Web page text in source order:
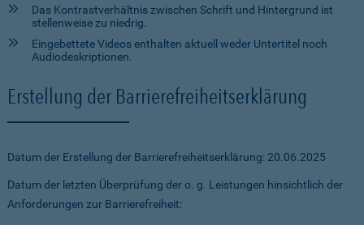
Das Kontrastverhältnis zwischen Schrift und Hintergrund ist
stellenweise zu niedrig.
Eingebettete Videos enthalten aktuell weder Untertitel noch
Audiodeskriptionen.
Erstellung der Barrierefreiheitserklärung
Datum der Erstellung der Barrierefreiheitserklärung: 20.06.2025
Datum der letzten Überprüfung der o. g. Leistungen hinsichtlich der
Anforderungen zur Barrierefreiheit: